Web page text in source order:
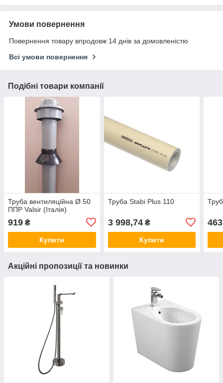
Умови повернення
Повернення товару впродовж 14 днів за домовленістю
Всі умови повернення
Подібні товари компанії
Труба вентиляційна Ø 50
ППР Valsir (Італія)
919 ₴
Купити
Труба Stabi Plus 110
3 998,74₴
Купити
Акційні пропозиції та новинки